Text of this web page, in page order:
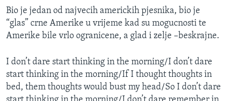
na
pretraguBOSNA I HERCEGOVINA
SVIJET
SPECIJALNI PROJEKTI
KORUPCIJA
ŽENSKA STRANA
IZBJEGLIČKA STRANA
Bio je jedan od najvecih americkih pjesnika, bio je
“glas” crne Amerike u vrijeme kad su mogucnosti te
Amerike bile vrlo ogranicene, a glad i zelje –beskrajne.
I don’t dare start thinking in the morning/I don’t dare
start thinking in the morning/If I thought thoughts in
bed, them thoughts would bust my head/So I don’t dare